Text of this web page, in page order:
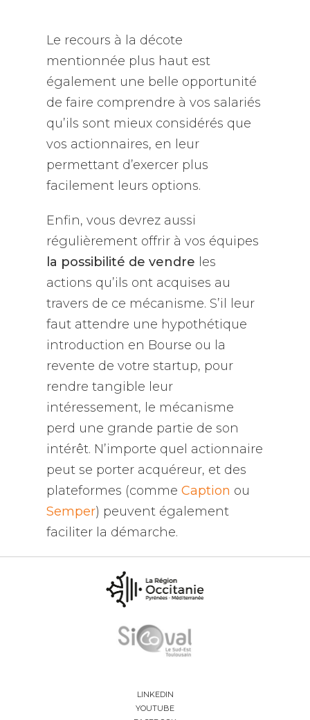
Le recours à la décote
mentionnée plus haut est
également une belle opportunité
de faire comprendre à vos salariés
qu’ils sont mieux considérés que
vos actionnaires, en leur
permettant d’exercer plus
facilement leurs options.
Enfin, vous devrez aussi
régulièrement offrir à vos équipes
la possibilité de vendre les
actions qu’ils ont acquises au
travers de ce mécanisme. S’il leur
faut attendre une hypothétique
introduction en Bourse ou la
revente de votre startup, pour
rendre tangible leur
intéressement, le mécanisme
perd une grande partie de son
intérêt. N’importe quel actionnaire
peut se porter acquéreur, et des
plateformes (commeCaption ou
Semper) peuvent également
faciliter la démarche.
LINKEDIN
YOUTUBE